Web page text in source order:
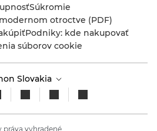
Súkromie
otroctve (PDF)
Podniky: kde nakupovať
súborov cookie
Slovakia
práva vyhradené.